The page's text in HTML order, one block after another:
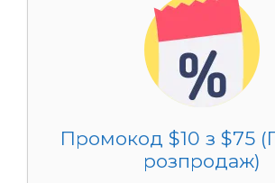
Промокод $10 з $75
розпродаж)